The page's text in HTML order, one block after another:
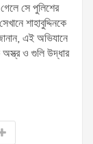
সে পুলিশের
শাহাবুদ্দিনকে
এই অভিযানে
ও গুলি উদ্ধার